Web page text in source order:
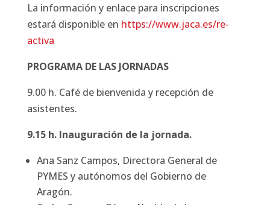
La información y enlace para inscripciones
estará disponible en https://www.jaca.es/re-
activa
PROGRAMA DE LAS JORNADAS
9.00 h. Café de bienvenida y recepción de
asistentes.
9.15 h. Inauguración de la jornada.
Ana Sanz Campos, Directora General de
PYMES y autónomos del Gobierno de
Aragón.